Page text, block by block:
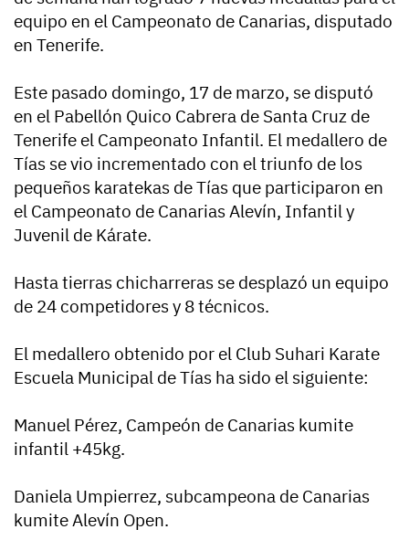
equipo en el Campeonato de Canarias, disputado
en Tenerife.
Este pasado domingo, 17 de marzo, se disputó
en el Pabellón Quico Cabrera de Santa Cruz de
Tenerife el Campeonato Infantil. El medallero de
Tías se vio incrementado con el triunfo de los
pequeños karatekas de Tías que participaron en
el Campeonato de Canarias Alevín, Infantil y
Juvenil de Kárate.
Hasta tierras chicharreras se desplazó un equipo
de 24 competidores y 8 técnicos.
El medallero obtenido por el Club Suhari Karate
Escuela Municipal de Tías ha sido el siguiente:
Manuel Pérez, Campeón de Canarias kumite
infantil +45kg.
Daniela Umpierrez, subcampeona de Canarias
kumite Alevín Open.